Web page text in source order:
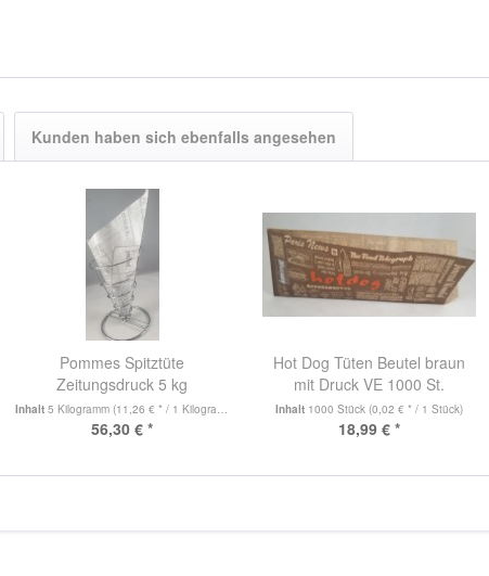
Kunden haben sich ebenfalls angesehen
Pommes Spitztüte
Zeitungsdruck 5 kg
Inhalt5 Kilogramm (11,26 € * / 1 Kilogramm)
56,30 € *
Hot Dog Tüten Beutel braun
mit Druck VE 1000 St.
Inhalt 1000 Stück (0,02 € * / 1 Stück)
18,99 € *